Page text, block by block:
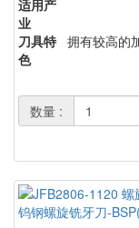
适用产
业
刀具特
色
拥有较高的
数量 :
钨钢螺旋铣牙刀-